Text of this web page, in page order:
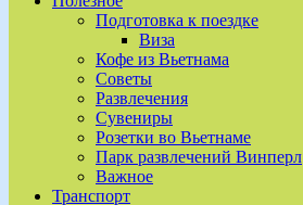
Подготовка к поездке
Виза
Кофе из Вьетнама
Советы
Развлечения
Сувениры
Розетки во Вьетнаме
Парк развлечений Винперл
Важное
Транспорт